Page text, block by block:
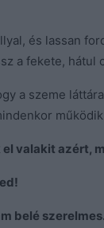
és lassan
a fekete, hátul
a szeme
valakit azért,
belé